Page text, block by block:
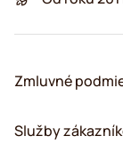
Zmluvné
Služby